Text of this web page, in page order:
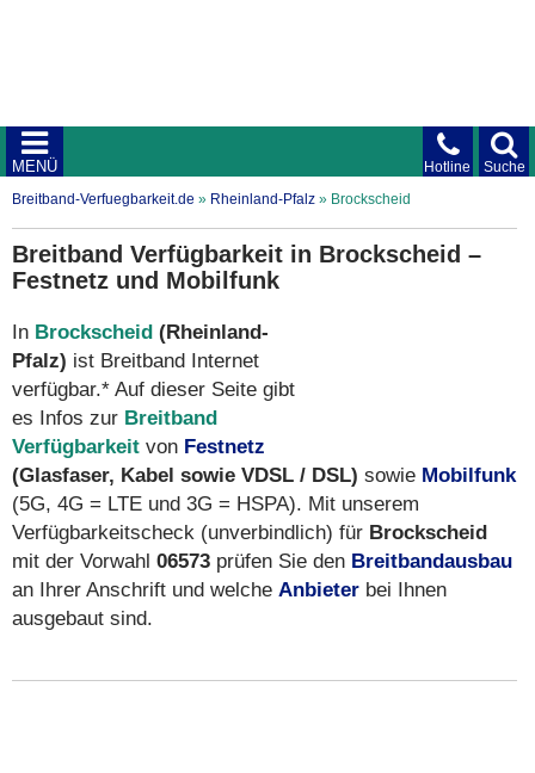
Suche
Hotline
MENÜ
Breitband-Verfuegbarkeit.de » Rheinland-Pfalz » Brockscheid
Breitband Verfügbarkeit in Brockscheid –
Festnetz und Mobilfunk
In Brockscheid (Rheinland-
Pfalz) ist Breitband Internet
verfügbar.* Auf dieser Seite gibt
es Infos zur Breitband
Verfügbarkeit von Festnetz
(Glasfaser, Kabel sowie VDSL / DSL) sowie Mobilfunk
(5G, 4G = LTE und 3G = HSPA). Mit unserem
Verfügbarkeitscheck (unverbindlich) für Brockscheid
mit der Vorwahl 06573 prüfen Sie den Breitbandausbau
an Ihrer Anschrift und welche Anbieter bei Ihnen
ausgebaut sind.